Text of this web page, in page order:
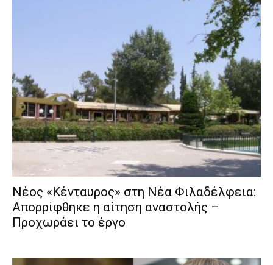
Νέος «Κένταυρος» στη Νέα Φιλαδέλφεια:
Απορρίφθηκε η αίτηση αναστολής –
Προχωράει το έργο